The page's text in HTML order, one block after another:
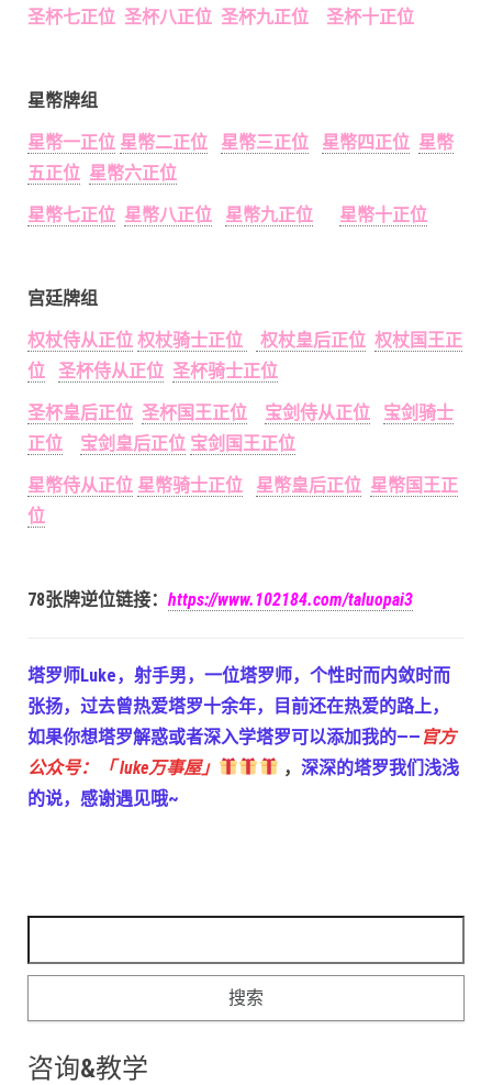
圣杯七正位 圣杯八正位 圣杯九正位 圣杯十正位
星幣牌组
星幣一正位 星幣二正位 星幣三正位 星幣四正位 星幣
五正位 星幣六正位
星幣七正位 星幣八正位 星幣九正位 星幣十正位
宫廷牌组
权杖侍从正位 权杖骑士正位 权杖皇后正位 权杖国王正
位
圣杯侍从正位 圣杯骑士正位
圣杯皇后正位 圣杯国王正位 宝剑侍从正位
宝剑骑士
正位
宝剑皇后正位 宝剑国王正位
星幣侍从正位 星幣骑士正位 星幣皇后正位 星幣国王正
位
78张牌逆位链接： https://www.102184.com/taluopai3
塔罗师Luke，射手男，一位塔罗师，个性时而内敛时而
张扬，过去曾热爱塔罗十余年，目前还在热爱的路上，
如果你想塔罗解惑或者深入学塔罗可以添加我的—— 官方
公众号：「 luke万事屋」
， 深深的塔罗我们浅浅
的说，感谢遇见哦~
咨询&教学